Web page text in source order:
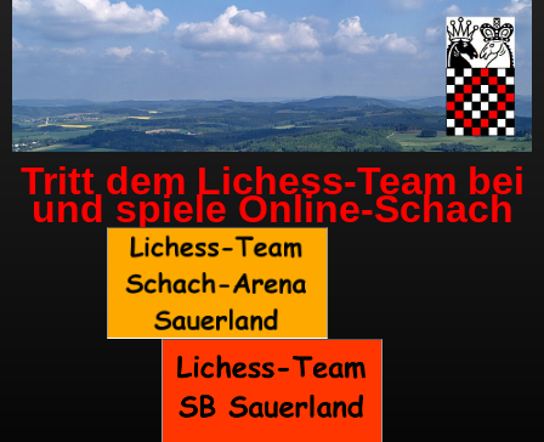
Tritt dem Lichess-Team bei
und spiele Online-Schach